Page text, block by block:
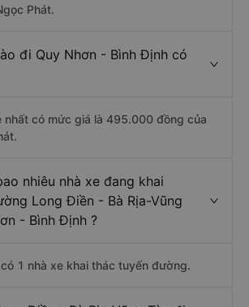
Phát.
đi Quy Nhơn - Bình Định có
nhất có mức giá là 495.000 đồng của
nhiêu nhà xe đang khai
Long Điền - Bà Rịa-Vũng
- Bình Định ?
1 nhà xe khai thác tuyến đường.